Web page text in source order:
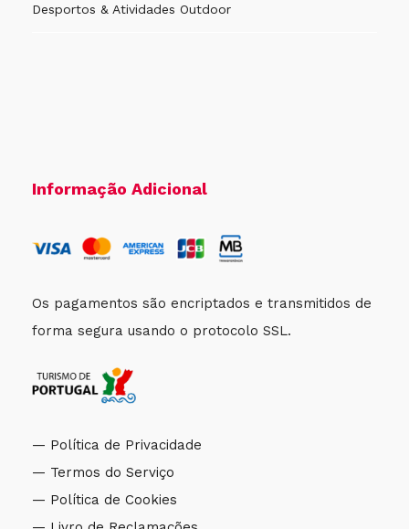
Desportos & Atividades Outdoor
Informação Adicional
Os pagamentos são encriptados e transmitidos de
forma segura usando o protocolo SSL.
— Política de Privacidade
— Termos do Serviço
— Política de Cookies